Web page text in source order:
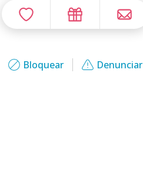
Bloquear Denunciar